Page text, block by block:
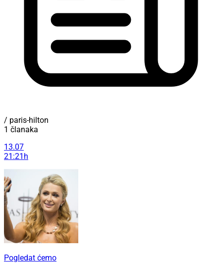
/ paris-hilton
1 članaka
13.07
21:21h
Pogledat ćemo